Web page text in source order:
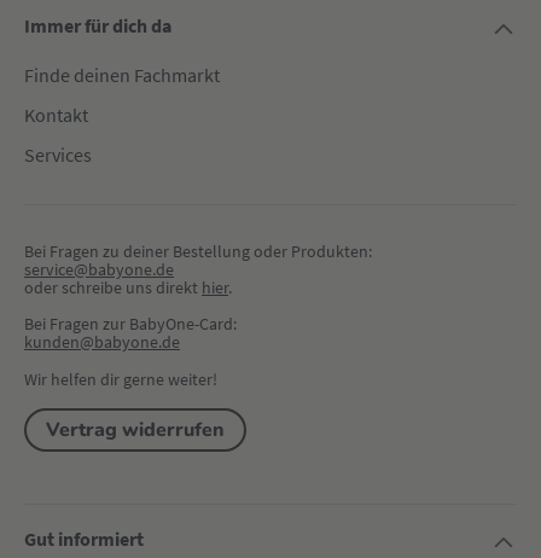
Immer für dich da
Finde deinen Fachmarkt
Kontakt
Services
Bei Fragen zu deiner Bestellung oder Produkten:
service@babyone.de
oder schreibe uns direkt hier.
Bei Fragen zur BabyOne-Card:
kunden@babyone.de
Wir helfen dir gerne weiter!
Vertrag widerrufen
Gut informiert